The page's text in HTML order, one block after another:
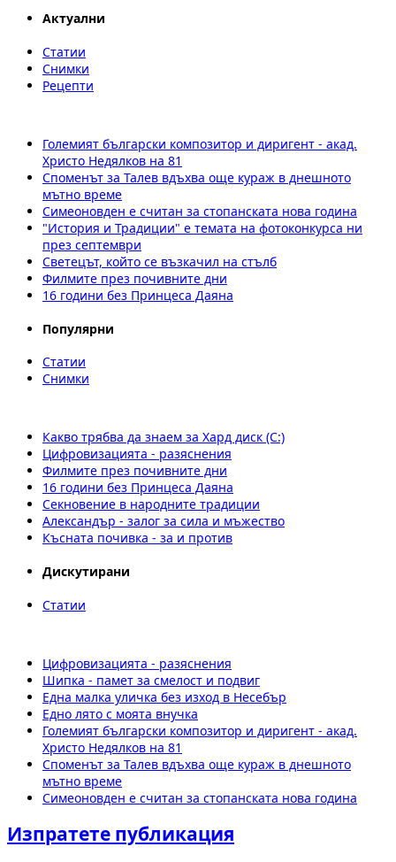
Актуални
Статии
Снимки
Рецепти
Големият български композитор и диригент - акад.
Христо Недялков на 81
Споменът за Талев вдъхва още кураж в днешното
мътно време
Симеоновден е считан за стопанската нова година
"История и Традиции" е темата на фотоконкурса ни
през септември
Светецът, който се възкачил на стълб
Филмите през почивните дни
16 години без Принцеса Даяна
Популярни
Статии
Снимки
Какво трябва да знаем за Хард диск (C:)
Цифровизацията - разяснения
Филмите през почивните дни
16 години без Принцеса Даяна
Секновение в народните традиции
Александър - залог за сила и мъжество
Късната почивка - за и против
Дискутирани
Статии
Цифровизацията - разяснения
Шипка - памет за смелост и подвиг
Една малка уличка без изход в Несебър
Едно лято с моята внучка
Големият български композитор и диригент - акад.
Христо Недялков на 81
Споменът за Талев вдъхва още кураж в днешното
мътно време
Симеоновден е считан за стопанската нова година
Изпратете публикация